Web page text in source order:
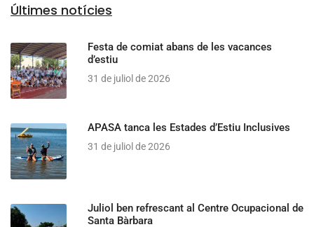
Últimes notícies
Festa de comiat abans de les vacances
d’estiu
31 de juliol de 2026
APASA tanca les Estades d’Estiu Inclusives
31 de juliol de 2026
Juliol ben refrescant al Centre Ocupacional de
Santa Bàrbara